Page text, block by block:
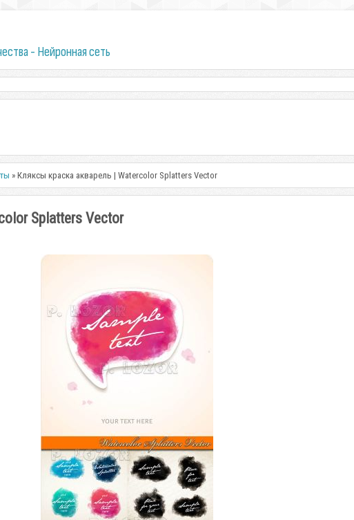
- Нейронная сеть
» Кляксы краска акварель | Watercolor Splatters Vector
Splatters Vector